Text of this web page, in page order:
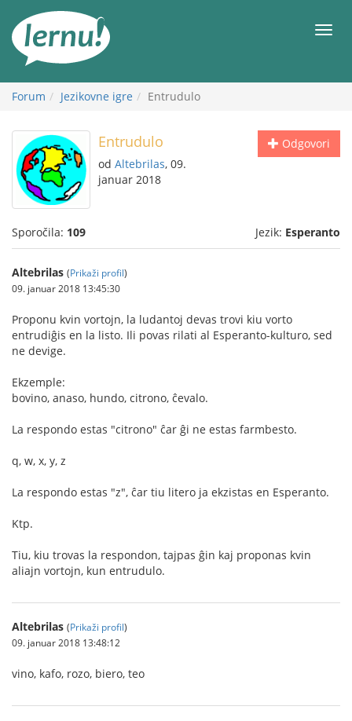
vsebini
Meni
Forum Jezikovne igre Entrudulo
Odgovori
Entrudulo
od Altebrilas, 09.
januar 2018
Sporočila: 109 Jezik: Esperanto
Altebrilas (Prikaži profil)
09. januar 2018 13:45:30
Proponu kvin vortojn, la ludantoj devas trovi kiu vorto
entrudiĝis en la listo. Ili povas rilati al Esperanto-kulturo, sed
ne devige.
Ekzemple:
bovino, anaso, hundo, citrono, ĉevalo.
La respondo estas "citrono" ĉar ĝi ne estas farmbesto.
q, w, x, y, z
La respondo estas "z", ĉar tiu litero ja ekzistas en Esperanto.
Ktp.
Tiu, kiu trovas la respondon, tajpas ĝin kaj proponas kvin
aliajn vortojn, kun entrudulo.
Altebrilas (Prikaži profil)
09. januar 2018 13:48:12
vino, kafo, rozo, biero, teo